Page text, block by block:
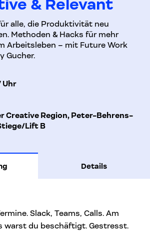
& Relevant
alle, die Produktivität neu
Methoden & Hacks für mehr
Arbeitsleben – mit Future Work
Gucher.
Uhr
Creative Region, Peter-Behrens-
Lift B
Details
Slack, Teams, Calls. Am
warst du beschäftigt. Gestresst.